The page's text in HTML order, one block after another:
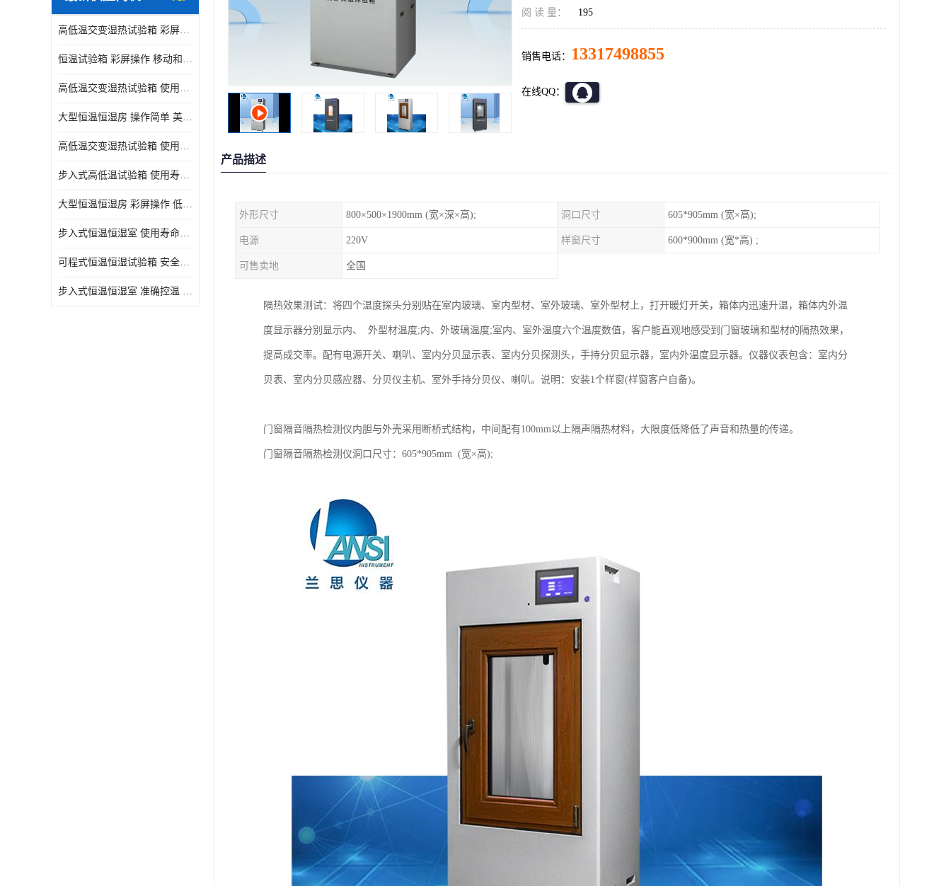
高低温交变湿热试验箱 彩屏操作 移动和放置方便
恒温试验箱 彩屏操作 移动和放置方便
高低温交变湿热试验箱 使用寿命长 优良外油漆
大型恒温恒湿房 操作简单 美观实用 清洁更方便
高低温交变湿热试验箱 使用寿命长 造型美观大方新颖
步入式高低温试验箱 使用寿命长 低耗电量 平稳电流
大型恒温恒湿房 彩屏操作 低耗电量 平稳电流
步入式恒温恒湿室 使用寿命长 移动和放置方便
可程式恒温恒湿试验箱 安全可靠 美观实用 清洁更方便
步入式恒温恒湿室 准确控温 试验周期自动化程度高
阅 读 量： 195
销售电话： 13317498855
在线QQ：
产品描述
外形尺寸 800×500×1900mm (宽×深×高); 洞口尺寸 605*905mm (宽×高);
电源 220V 样窗尺寸 600*900mm (宽*高) ;
可售卖地 全国
隔热效果测试：将四个温度探头分别贴在室内玻璃、室内型材、室外玻璃、室外型材上，打开暖灯开关，箱体内迅速升温，箱体内外温
度显示器分别显示内、 外型材温度;内、外玻璃温度;室内、室外温度六个温度数值，客户能直观地感受到门窗玻璃和型材的隔热效果，
提高成交率。配有电源开关、喇叭、室内分贝显示表、室内分贝探测头，手持分贝显示器，室内外温度显示器。仪器仪表包含：室内分
贝表、室内分贝感应器、分贝仪主机、室外手持分贝仪、喇叭。说明：安装1个样窗(样窗客户自备)。
门窗隔音隔热检测仪内胆与外壳采用断桥式结构，中间配有100mm以上隔声隔热材料，大限度低降低了声音和热量的传递。
门窗隔音隔热检测仪洞口尺寸：605*905mm (宽×高);